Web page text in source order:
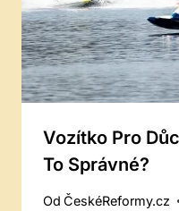
Vozítko Pro
To Správné?
Od ČeskéReformy.cz